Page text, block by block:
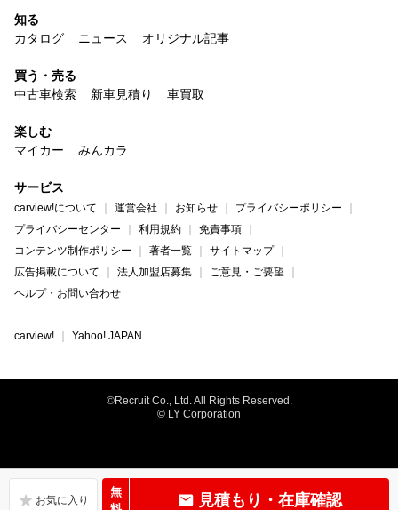
無
見積もり・在庫確認
知る
カタログ
ニュース オリジナル記事
買う・売る
中古車検索
新車見積り 車買取
楽しむ
マイカー
みんカラ
サービス
carview!について 運営会社 お知らせ
プライバシーポリシー
プライバシーセンター
利用規約
免責事項
コンテンツ制作ポリシー
著者一覧
サイトマップ
広告掲載について
法人加盟店募集
ご意見・ご要望
ヘルプ・お問い合わせ
carview! Yahoo! JAPAN
©Recruit Co., Ltd. All Rights Reserved.
© LY Corporation